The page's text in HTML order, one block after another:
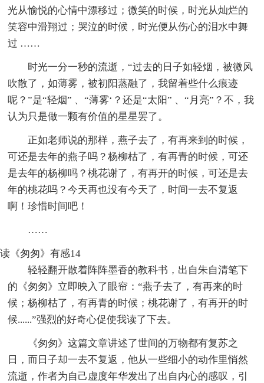
光从愉悦的心情中漂移过；微笑的时候，时光从灿烂的
笑容中滑翔过；哭泣的时候，时光便从伤心的泪水中舞
过 ……
时光一分一秒的流逝，“过去的日子如轻烟，被微风
吹散了，如薄雾，被初阳蒸融了，我留着些什么痕迹
呢？”是“轻烟” 、“薄雾‘？还是“太阳” 、“月亮”？不，我
认为只是做一颗有价值的星星罢了。
正如老师说的那样，燕子去了，有再来到的时候，
可还是去年的燕子吗？杨柳枯了，有再青的时候，可还
是去年的杨柳吗？桃花谢了，有再开的时候，可还是去
年的桃花吗？今天再也没有今天了，时间一去不复返
啊！珍惜时间吧！
……
读《匆匆》有感14
轻轻翻开散着阵阵墨香的教科书，出自朱自清笔下
的《匆匆》立即映入了眼帘：“燕子去了，有再来的时
候；杨柳枯了，有再青的时候；桃花谢了，有再开的时
候......”强烈的好奇心促使我读了下去。
《匆匆》这篇文章讲述了世间的万物都有复苏之
日，而日子却一去不复返，他从一些细小的动作里悄然
流逝，作者为自己虚度年华发出了出自内心的感叹，引